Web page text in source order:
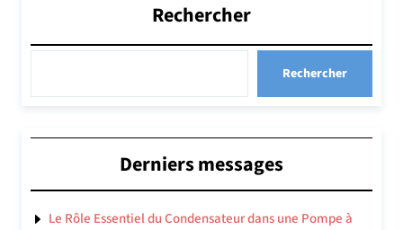
Rechercher
Rechercher
Derniers messages
Le Rôle Essentiel du Condensateur dans une Pompe à